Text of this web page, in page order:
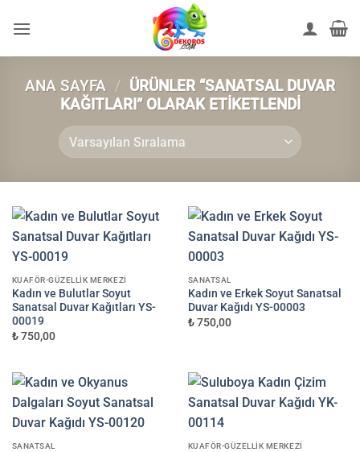
atla
ANA SAYFA / ÜRÜNLER “SANATSAL DUVAR
KAĞITLARI” OLARAK ETIKETLENDI
KUAFÖR-GÜZELLIK MERKEZI
Kadın ve Bulutlar Soyut
Sanatsal Duvar Kağıtları YS-
00019
₺ 750,00
SANATSAL
Kadın ve Erkek Soyut Sanatsal
Duvar Kağıdı YS-00003
₺ 750,00
SANATSAL KUAFÖR-GÜZELLIK MERKEZI